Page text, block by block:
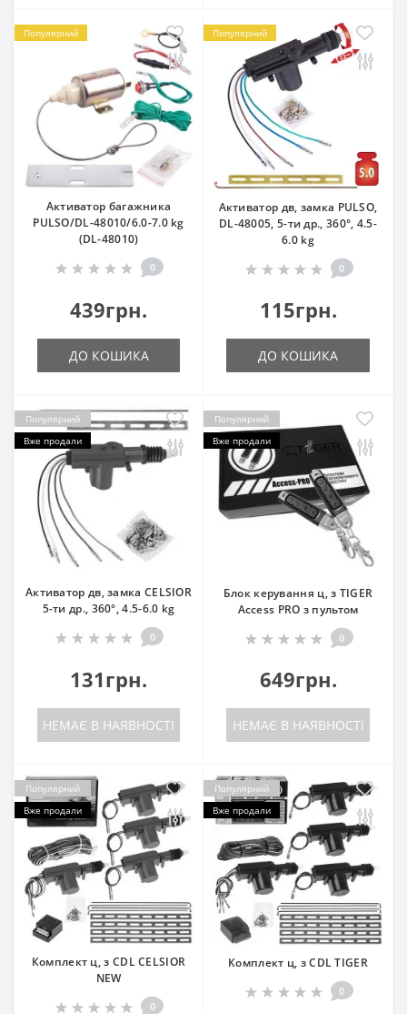
Популярний
Активатор багажника
PULSO/DL-48010/6.0-7.0 kg
(DL-48010)
0
439грн.
ДО КОШИКА
Популярний
Активатор дв, замка PULSO,
DL-48005, 5-ти др., 360°, 4.5-
6.0 kg
0
115грн.
ДО КОШИКА
Популярний
Вже продали
Активатор дв, замка CELSIOR
5-ти др., 360°, 4.5-6.0 kg
0
131грн.
НЕМАЄ В НАЯВНОСТІ
Популярний
Вже продали
Блок керування ц, з TIGER
Access PRO з пультом
0
649грн.
НЕМАЄ В НАЯВНОСТІ
Популярний
Вже продали
Комплект ц, з CDL CELSIOR
NEW
0
Популярний
Вже продали
Комплект ц, з CDL TIGER
0